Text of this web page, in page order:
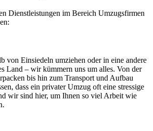
Dienstleistungen im Bereich Umzugsfirmen
von Einsiedeln umziehen oder in eine andere
Land – wir kümmern uns um alles. Von der
bis hin zum Transport und Aufbau
dass ein privater Umzug oft eine stressige
wir sind hier, um Ihnen so viel Arbeit wie